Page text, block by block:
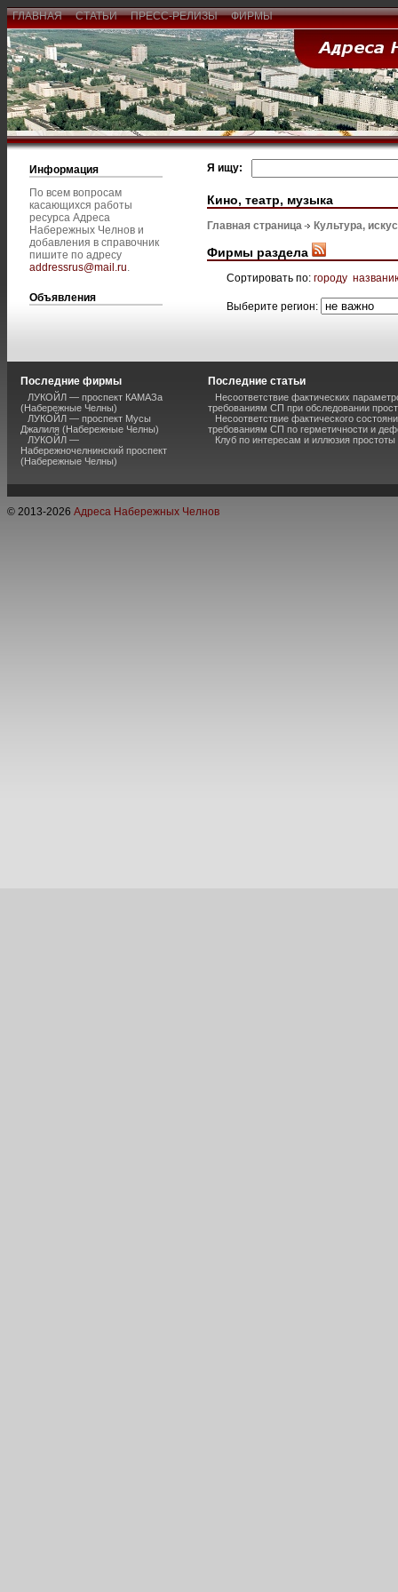
ГЛАВНАЯ СТАТЬИ ПРЕСС-РЕЛИЗЫ ФИРМЫ
Информация
По всем вопросам
касающихся работы
ресурса Адреса
Набережных Челнов и
добавления в справочник
пишите по адресу
addressrus@mail.ru.
Объявления
Я ищу:
Кино, театр, музыка
Главная страница Культура,
Фирмы раздела
Сортировать по: городу
Выберите регион:
Последние фирмы
ЛУКОЙЛ — проспект КАМАЗа
(Набережные Челны)
ЛУКОЙЛ — проспект Мусы
Джалиля (Набережные Челны)
ЛУКОЙЛ —
Набережночелнинский проспект
(Набережные Челны)
Последние статьи
Несоответствие фактических
требованиям СП при обследовании
Несоответствие фактического
требованиям СП по герметичности и
Клуб по интересам и иллюзия простоты
© 2013-2026 Адреса Набережных Челнов